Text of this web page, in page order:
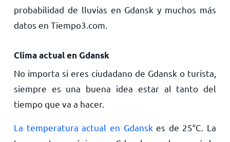
probabilidad de lluvias en Gdansk y muchos más
datos en Tiempo3.com.
Clima actual en Gdansk
No importa si eres ciudadano de Gdansk o turista,
siempre es una buena idea estar al tanto del
tiempo que va a hacer.
La temperatura actual en Gdansk es de 25°C . La